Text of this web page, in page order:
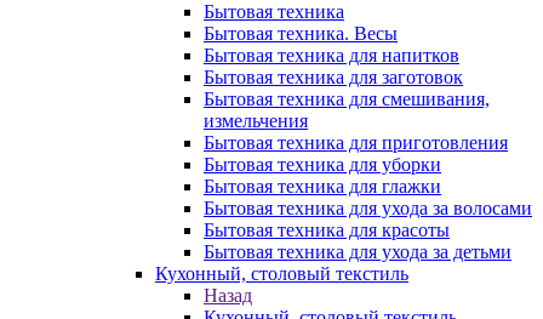
Бытовая техника
Бытовая техника. Весы
Бытовая техника для напитков
Бытовая техника для заготовок
Бытовая техника для смешивания,
измельчения
Бытовая техника для приготовления
Бытовая техника для уборки
Бытовая техника для глажки
Бытовая техника для ухода за волосами
Бытовая техника для красоты
Бытовая техника для ухода за детьми
Кухонный, столовый текстиль
Назад